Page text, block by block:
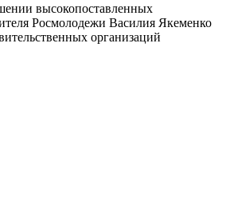
высокопоставленных
Росмолодежи Василия Якеменко
организаций